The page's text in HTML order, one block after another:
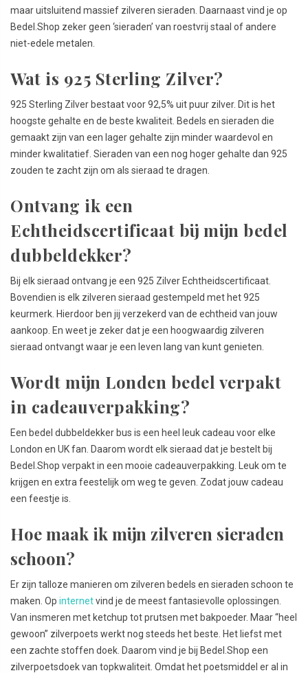
maar uitsluitend massief zilveren sieraden. Daarnaast vind je op
Bedel.Shop zeker geen ‘sieraden’ van roestvrij staal of andere
niet-edele metalen.
Wat is 925 Sterling Zilver?
925 Sterling Zilver bestaat voor 92,5% uit puur zilver. Dit is het
hoogste gehalte en de beste kwaliteit. Bedels en sieraden die
gemaakt zijn van een lager gehalte zijn minder waardevol en
minder kwalitatief. Sieraden van een nog hoger gehalte dan 925
zouden te zacht zijn om als sieraad te dragen.
Ontvang ik een
Echtheidscertificaat bij mijn bedel
dubbeldekker?
Bij elk sieraad ontvang je een 925 Zilver Echtheidscertificaat.
Bovendien is elk zilveren sieraad gestempeld met het 925
keurmerk. Hierdoor ben jij verzekerd van de echtheid van jouw
aankoop. En weet je zeker dat je een hoogwaardig zilveren
sieraad ontvangt waar je een leven lang van kunt genieten.
Wordt mijn Londen bedel verpakt
in cadeauverpakking?
Een bedel dubbeldekker bus is een heel leuk cadeau voor elke
London en UK fan. Daarom wordt elk sieraad dat je bestelt bij
Bedel.Shop verpakt in een mooie cadeauverpakking. Leuk om te
krijgen en extra feestelijk om weg te geven. Zodat jouw cadeau
een feestje is.
Hoe maak ik mijn zilveren sieraden
schoon?
Er zijn talloze manieren om zilveren bedels en sieraden schoon te
maken. Op internetvind je de meest fantasievolle oplossingen.
Van insmeren met ketchup tot prutsen met bakpoeder. Maar “heel
gewoon” zilverpoets werkt nog steeds het beste. Het liefst met
een zachte stoffen doek. Daarom vind je bij Bedel.Shop een
zilverpoetsdoek van topkwaliteit. Omdat het poetsmiddel er al in